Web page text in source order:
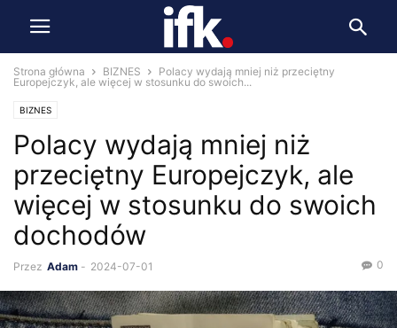
Strona główna BIZNES
Polacy wydają mniej niż przeciętny
Europejczyk, ale więcej w stosunku do swoich...
BIZNES
Polacy wydają mniej niż
przeciętny Europejczyk, ale
więcej w stosunku do swoich
dochodów
Przez Adam - 2024-07-01 0